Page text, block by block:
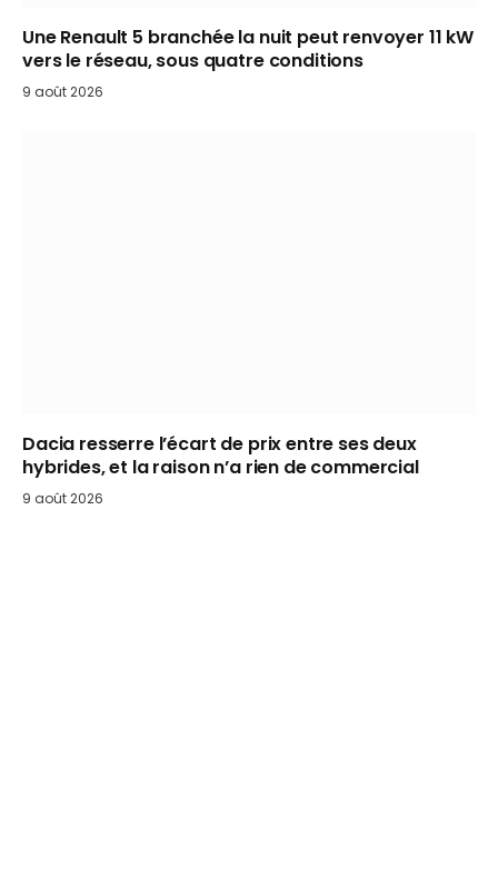
Une Renault 5 branchée la nuit peut renvoyer 11 kW
vers le réseau, sous quatre conditions
9 août 2026
Dacia resserre l’écart de prix entre ses deux
hybrides, et la raison n’a rien de commercial
9 août 2026